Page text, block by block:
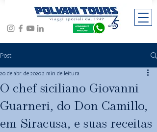
Post
O chef siciliano Giovanni
Guarneri, do Don Camillo,
em Siracusa, e suas receitas
20 de abr. de 20202 min de leitura